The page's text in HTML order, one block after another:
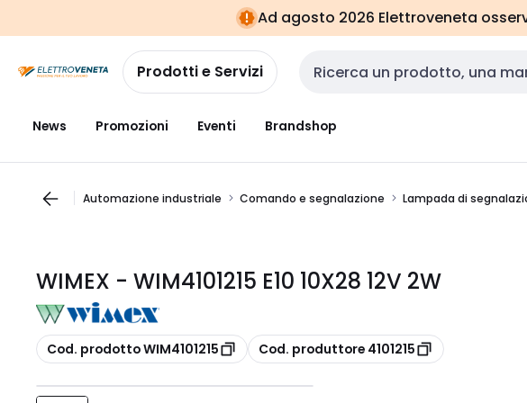
navigazionealla
pagina
Ad agosto 2026 Elettroveneta
Prodotti e Servizi Cerca input
News Promozioni Eventi Brandshop
Automazione industriale Comando e segnalazione Lampada di
WIMEX - WIM4101215 E10 10X28 12V 2W
copia
Cod. prodotto WIM4101215 copia
Cod. produttore 4101215